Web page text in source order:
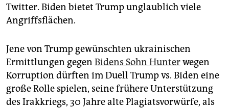
Twitter. Biden bietet Trump unglaublich viele
Angriffsflächen.
Jene von Trump gewünschten ukrainischen
Ermittlungen gegen Bidens Sohn Hunterwegen
Korruption dürften im Duell Trump vs. Biden eine
große Rolle spielen, seine frühere Unterstützung
des Irakkriegs, 30 Jahre alte Plagiatsvorwürfe, als